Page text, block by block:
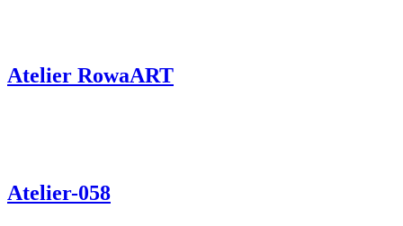
Atelier RowaART
Atelier-058